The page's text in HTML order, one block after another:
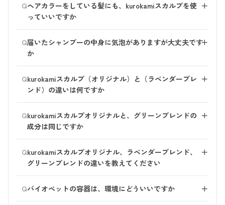
やかさを感じていただけるように、洗浄成分を配合して
います。
洗浄力は同じですが、泡切れや泡の質感の違いによっ
て、オリジナルとは異なる使用感に仕上げています。
Qヘアカラーをしている髪にも、kurokamiスカルプを使
っていいですか
＋
ます。
※kurokamiスカルプは、髪を染めるようなシャンプーで
はありませんので、カラーをしていてもご使用いただけ
ます。
Q届いたシャンプーの中身に気泡がありますが大丈夫です
か
＋
ため、輸送中の揺れにより一時的に気泡が発生する場合
がございます。 品質に問題はございませんので安心し
てお使いください。
Qkurokamiスカルプ（オリジナル）と（ラベンダーブレ
ンド）の違いは何ですか
＋
す。 お好きな香りをお選びください。
Qkurokamiスカルプオリジナルと、グリーンブレンドの
成分は同じですか
＋
お好きな方は、オリジナルまたはラベンダーブレンドが
おすすめです。 さわやかな使用感がお好きな方は、グ
リーンブレンドがおすすめです。
※オリジナルとラベンダーブレンドは香り成分のみの違
いで、使用感や機能は同じです。
Qkurokamiスカルプオリジナル、ラベンダーブレンド、
グリーンブレンドの違いを教えてください
＋
す。
●ラベンダーブレンド： ラベンダーベースの香りで、
Qバイオペットの容器は、環境にどういいですか
＋